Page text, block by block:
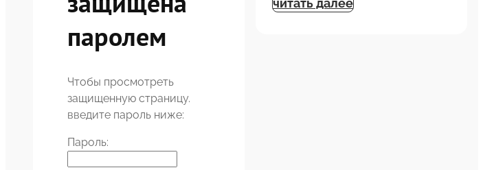
паролем
Чтобы просмотреть
защищенную страницу.
введите пароль ниже:
Пароль: